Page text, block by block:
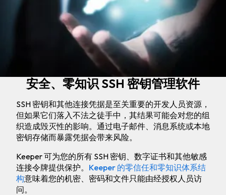
安全、零知识 SSH 密钥管理软件
SSH 密钥和其他连接凭据是至关重要的开发人员资源，
但如果它们落入不法之徒手中，其结果可能会对您的组
织造成毁灭性的影响。通过电子邮件、消息系统或本地
密钥存储而暴露凭据会带来风险。
Keeper 可为您的所有 SSH 密钥、数字证书和其他敏感
连接令牌提供保护。 Keeper 的零信任和零知识体系结
构意味着您的机密、密码和文件只能由经授权人员访
问。